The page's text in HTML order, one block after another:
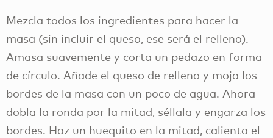
Mezcla todos los ingredientes para hacer la
masa (sin incluir el queso, ese será el relleno).
Amasa suavemente y corta un pedazo en forma
de círculo. Añade el queso de relleno y moja los
bordes de la masa con un poco de agua. Ahora
dobla la ronda por la mitad, séllala y engarza los
bordes. Haz un huequito en la mitad, calienta el